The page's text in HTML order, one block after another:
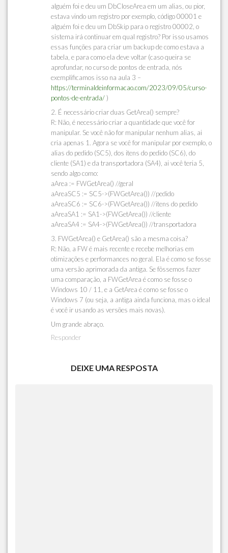
alguém foi e deu um DbCloseArea em um alias, ou pior,
estava vindo um registro por exemplo, código 00001 e
alguém foi e deu um DbSkip para o registro 00002, o
sistema irá continuar em qual registro? Por isso usamos
essas funções para criar um backup de como estava a
tabela, e para como ela deve voltar (caso queira se
aprofundar, no curso de pontos de entrada, nós
exemplificamos isso na aula 3 –
https://terminaldeinformacao.com/2023/09/05/curso-
pontos-de-entrada/)
2. É necessário criar duas GetArea() sempre?
R: Não, é necessário criar a quantidade que você for
manipular. Se você não for manipular nenhum alias, ai
cria apenas 1. Agora se você for manipular por exemplo, o
alias do pedido (SC5), dos itens do pedido (SC6), do
cliente (SA1) e da transportadora (SA4), ai você teria 5,
sendo algo como:
aArea := FWGetArea() //geral
aAreaSC5 := SC5->(FWGetArea()) //pedido
aAreaSC6 := SC6->(FWGetArea()) //itens do pedido
aAreaSA1 := SA1->(FWGetArea()) //cliente
aAreaSA4 := SA4->(FWGetArea()) //transportadora
3. FWGetArea() e GetArea() são a mesma coisa?
R: Não, a FW é mais recente e recebe melhorias em
otimizações e performances no geral. Ela é como se fosse
uma versão aprimorada da antiga. Se fôssemos fazer
uma comparação, a FWGetArea é como se fosse o
Windows 10 / 11, e a GetArea é como se fosse o
Windows 7 (ou seja, a antiga ainda funciona, mas o ideal
é você ir usando as versões mais novas).
Um grande abraço.
Responder
DEIXE UMA RESPOSTA